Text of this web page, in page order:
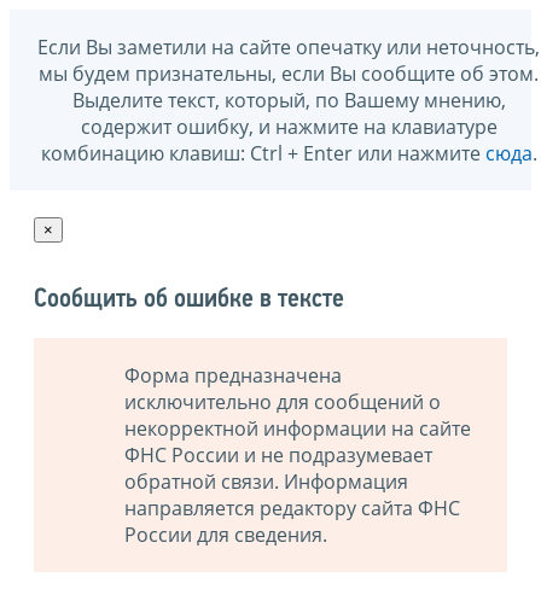
Если Вы заметили на сайте опечатку или неточность,
мы будем признательны, если Вы сообщите об этом.
Выделите текст, который, по Вашему мнению,
содержит ошибку, и нажмите на клавиатуре
комбинацию клавиш: Ctrl + Enter или нажмите сюда.
×
Сообщить об ошибке в тексте
Форма предназначена
исключительно для сообщений о
некорректной информации на сайте
ФНС России и не подразумевает
обратной связи. Информация
направляется редактору сайта ФНС
России для сведения.